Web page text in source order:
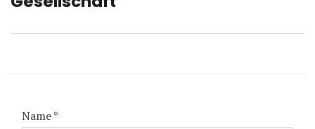
Name*